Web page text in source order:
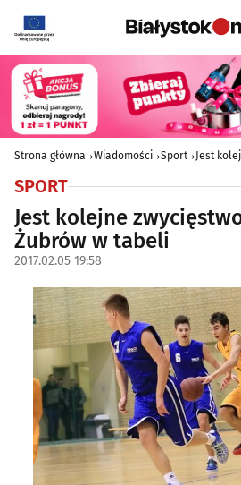
Strona główna Wiadomości Sport Jest
SPORT
Jest kolejne
Żubrów w tabeli
2017.02.05 19:58